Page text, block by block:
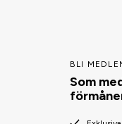
BLI
Som